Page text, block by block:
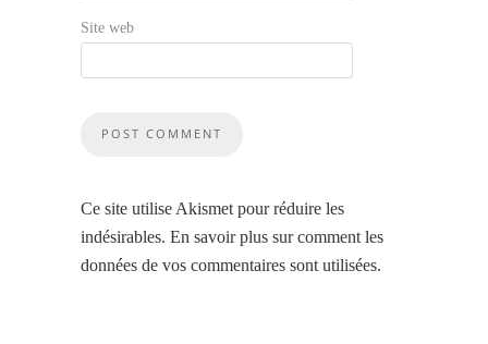
Site web
Ce site utilise Akismet pour réduire les
indésirables. En savoir plus sur comment les
données de vos commentaires sont utilisées.